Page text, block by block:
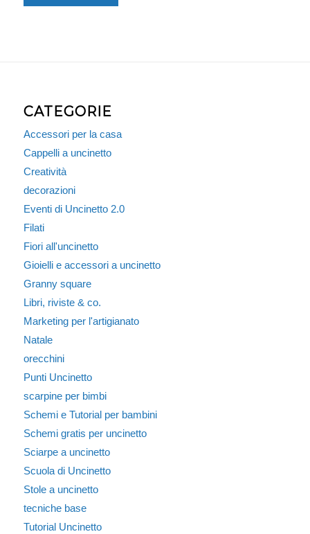
CATEGORIE
Accessori per la casa
Cappelli a uncinetto
Creatività
decorazioni
Eventi di Uncinetto 2.0
Filati
Fiori all'uncinetto
Gioielli e accessori a uncinetto
Granny square
Libri, riviste & co.
Marketing per l'artigianato
Natale
orecchini
Punti Uncinetto
scarpine per bimbi
Schemi e Tutorial per bambini
Schemi gratis per uncinetto
Sciarpe a uncinetto
Scuola di Uncinetto
Stole a uncinetto
tecniche base
Tutorial Uncinetto